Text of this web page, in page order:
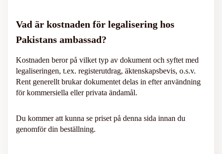
Vad är kostnaden för legalisering hos
Pakistans ambassad?
Kostnaden beror på vilket typ av dokument och syftet med
legaliseringen, t.ex. registerutdrag, äktenskapsbevis, o.s.v.
Rent generellt brukar dokumentet delas in efter användning
för kommersiella eller privata ändamål.
Du kommer att kunna se priset på denna sida innan du
genomför din beställning.